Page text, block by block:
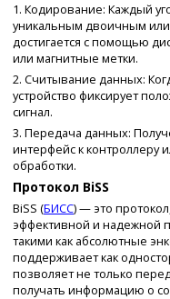
1. Кодирование: Каждый
уникальным двоичным
достигается с помощью
или магнитные метки.
2. Считывание данных:
устройство фиксирует
сигнал.
3. Передача данных:
интерфейс к контроллеру
обработки.
Протокол BiSS
BiSS (БИСС) — это
эффективной и надежной
такими как абсолютные
поддерживает как
позволяет не только
получать информацию о